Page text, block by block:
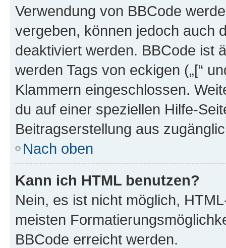
Verwendung von BBCode
vergeben, können jedoch auch
deaktiviert werden. BBCode ist
werden Tags von eckigen („[“
Klammern eingeschlossen.
du auf einer speziellen Hilfe-
Beitragserstellung aus
Nach oben
Kann ich HTML benutzen?
Nein, es ist nicht möglich,
meisten
BBCode erreicht werden.